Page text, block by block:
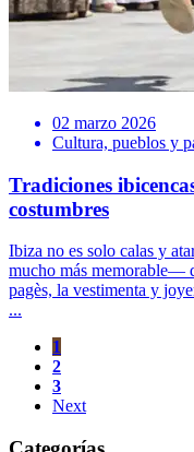
02 marzo 2026
Cultura, pueblos y
Tradiciones
costumbres
Ibiza no es solo calas y
mucho más memorable—
pagès, la vestimenta y
...
1
2
3
Next